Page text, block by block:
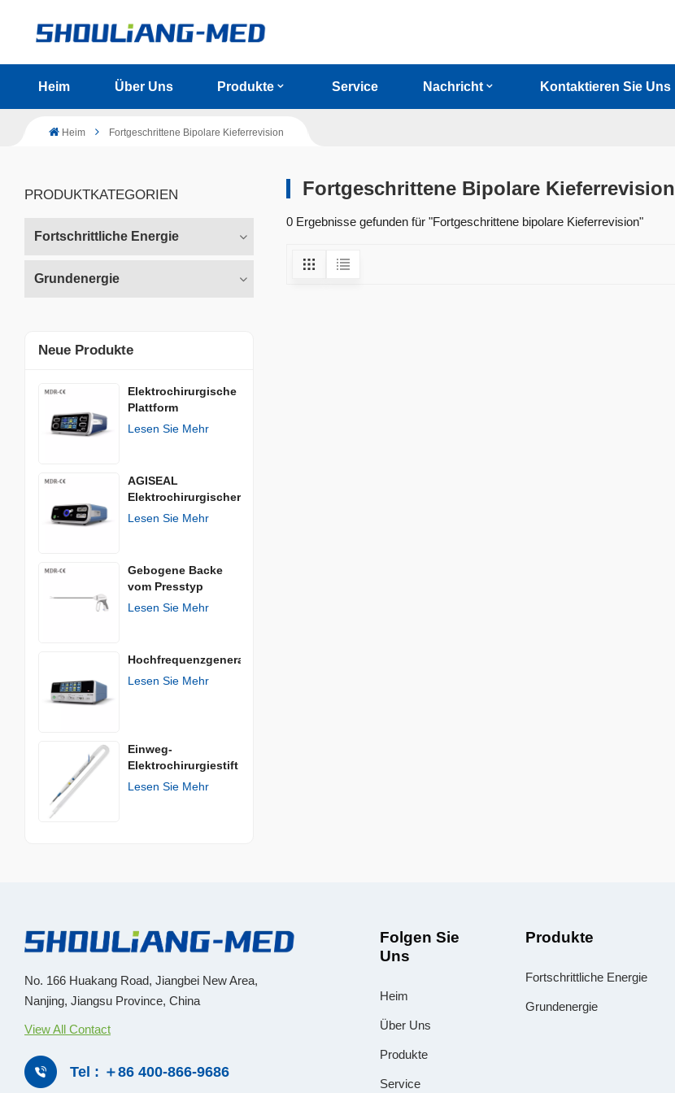
Heim Über Uns Produkte Service Nachricht Kontaktieren Sie Uns
Heim Fortgeschrittene Bipolare Kieferrevision
PRODUKTKATEGORIEN
Fortschrittliche Energie
Grundenergie
Neue Produkte
Elektrochirurgische
Plattform
Lesen Sie Mehr
AGISEAL
Elektrochirurgischer
Generator
Lesen Sie Mehr
Gebogene Backe
vom Presstyp
Lesen Sie Mehr
Hochfrequenzgenerator
Lesen Sie Mehr
Einweg-
Elektrochirurgiestift
Lesen Sie Mehr
Fortgeschrittene Bipolare Kieferrevision
0 Ergebnisse gefunden für "Fortgeschrittene bipolare Kieferrevision"
No. 166 Huakang Road, Jiangbei New Area,
Nanjing, Jiangsu Province, China
View All Contact
Tel : ＋86 400-866-9686
Folgen Sie
Uns
Heim
Über Uns
Produkte
Service
Produkte
Fortschrittliche Energie
Grundenergie